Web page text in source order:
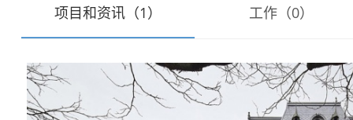
项目和资讯（1） 工作（0）